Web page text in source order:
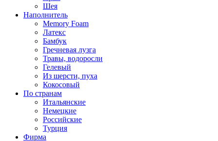
Шея
Наполнитель
Memory Foam
Латекс
Бамбук
Гречневая лузга
Травы, водоросли
Гелевый
Из шерсти, пуха
Кокосовый
По странам
Итальянские
Немецкие
Российские
Турция
Фирма